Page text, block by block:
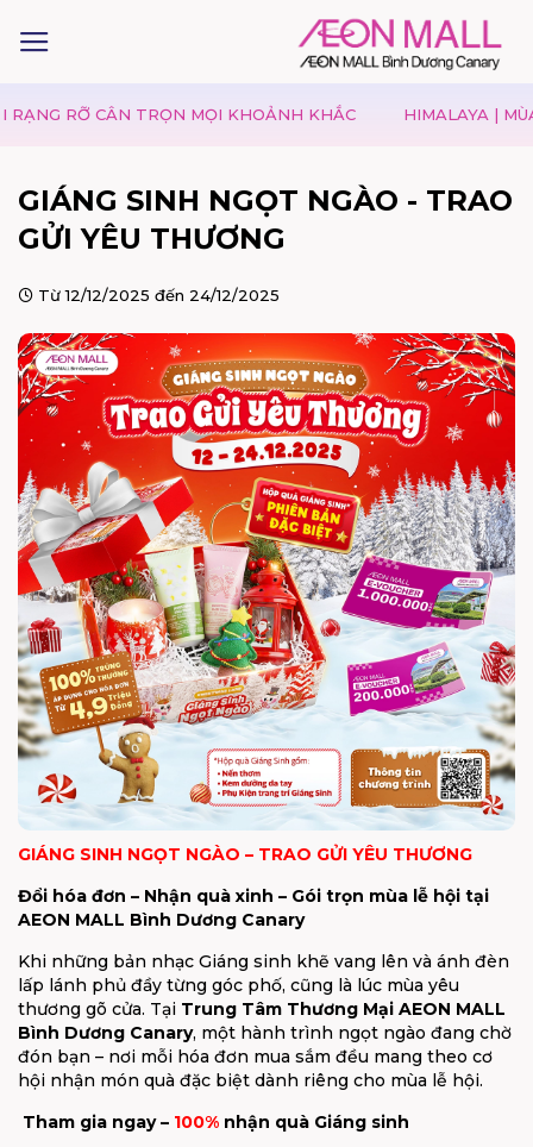
TRỌN MỌI KHOẢNH KHẮC HIMALAYA | MÙA VU LAN
GIÁNG SINH NGỌT NGÀO - TRAO
GỬI YÊU THƯƠNG
Từ 12/12/2025 đến 24/12/2025
GIÁNG SINH NGỌT NGÀO – TRAO GỬI YÊU THƯƠNG
Đổi hóa đơn – Nhận quà xinh – Gói trọn mùa lễ hội tại
AEON MALL Bình Dương Canary
Khi những bản nhạc Giáng sinh khẽ vang lên và ánh đèn
lấp lánh phủ đầy từng góc phố, cũng là lúc mùa yêu
thương gõ cửa. Tại Trung Tâm Thương Mại AEON MALL
Bình Dương Canary, một hành trình ngọt ngào đang chờ
đón bạn – nơi mỗi hóa đơn mua sắm đều mang theo cơ
hội nhận món quà đặc biệt dành riêng cho mùa lễ hội.
Tham gia ngay – 100% nhận quà Giáng sinh